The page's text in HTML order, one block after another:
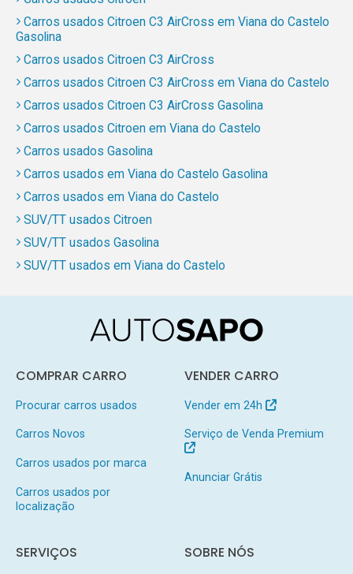
Carros usados Citroen C3 AirCross em Viana do Castelo
Gasolina
Carros usados Citroen C3 AirCross
Carros usados Citroen C3 AirCross em Viana do Castelo
Carros usados Citroen C3 AirCross Gasolina
Carros usados Citroen em Viana do Castelo
Carros usados Gasolina
Carros usados em Viana do Castelo Gasolina
Carros usados em Viana do Castelo
SUV/TT usados Citroen
SUV/TT usados Gasolina
SUV/TT usados em Viana do Castelo
COMPRAR CARRO
Procurar carros usados
Carros Novos
Carros usados por marca
Carros usados por
localização
VENDER CARRO
Vender em 24h
Serviço de Venda Premium
Anunciar Grátis
SERVIÇOS SOBRE NÓS